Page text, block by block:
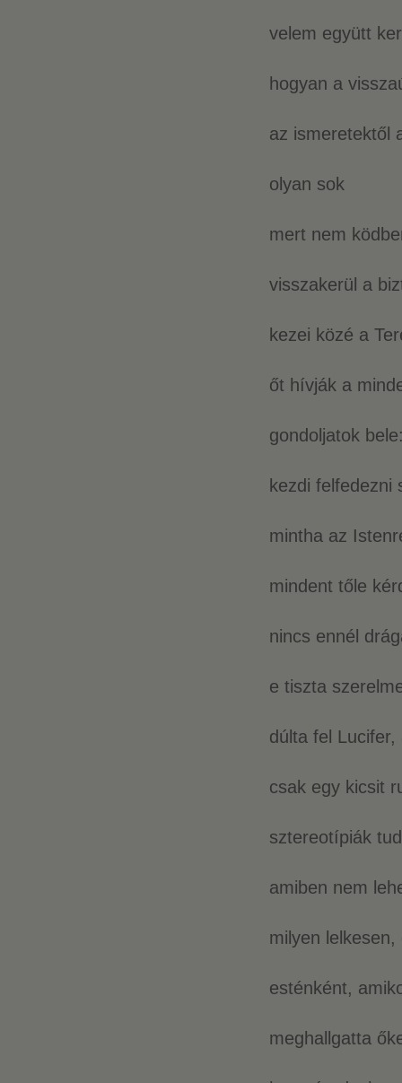
velem együtt
hogyan a
az ismeretektől
olyan sok
mert nem
visszakerül a
kezei közé a
őt hívják a
gondoljatok
kezdi felfedezni
mintha az
mindent tőle
nincs ennél
e tiszta
dúlta fel
csak egy kicsit
sztereotípiák
amiben nem
milyen
esténként,
meghallgatta